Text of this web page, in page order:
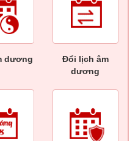
dương
Đổi lịch âm
dương